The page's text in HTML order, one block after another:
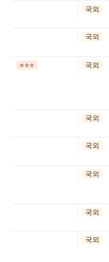
국외
국외
⭐️⭐️⭐️ 국외
국외
국외
국외
국외
국외